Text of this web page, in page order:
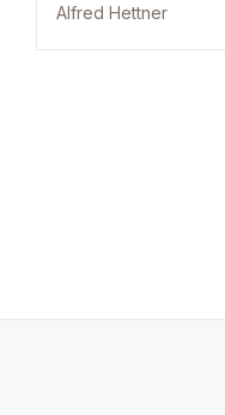
Alfred Hettner